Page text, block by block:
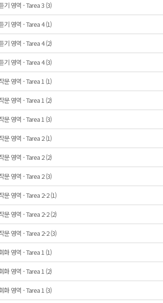
기 영역 - Tarea 3 (3)
기 영역 - Tarea 4 (1)
기 영역 - Tarea 4 (2)
기 영역 - Tarea 4 (3)
문 영역 - Tarea 1 (1)
문 영역 - Tarea 1 (2)
문 영역 - Tarea 1 (3)
문 영역 - Tarea 2 (1)
문 영역 - Tarea 2 (2)
문 영역 - Tarea 2 (3)
문 영역 - Tarea 2-2 (1)
문 영역 - Tarea 2-2 (2)
문 영역 - Tarea 2-2 (3)
화 영역 - Tarea 1 (1)
화 영역 - Tarea 1 (2)
화 영역 - Tarea 1 (3)